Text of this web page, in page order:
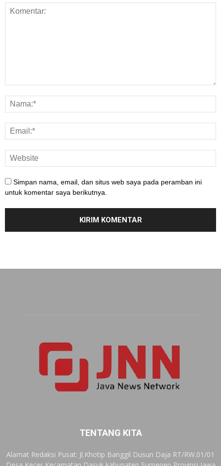
Simpan nama, email, dan situs web saya pada peramban ini
untuk komentar saya berikutnya.
TENTANG KITA
Alamat Redaksi Pusat: Jl.Khotip Banggil Dusun Daja RT/RW.01/01